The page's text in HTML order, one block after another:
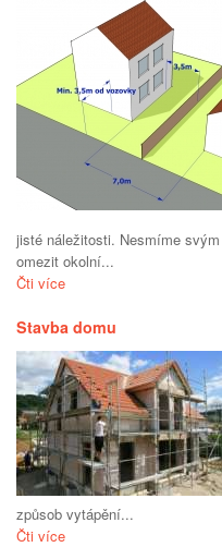
jisté náležitosti. Nesmíme
omezit okolní...
Čti více
Stavba domu
způsob vytápění...
Čti více